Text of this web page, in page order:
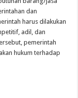
dan
harus dilakukan
adil, dan
pemerintah
hukum terhadap